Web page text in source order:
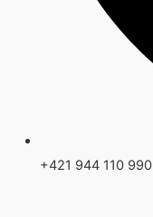
+421 944 110 990